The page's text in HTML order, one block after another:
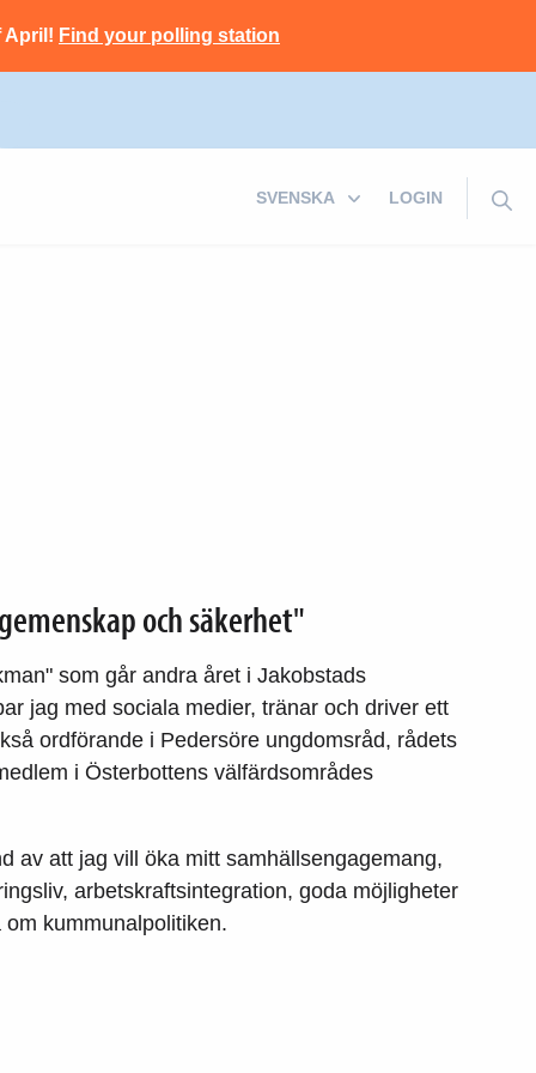
April! Find your polling station
LOGIN
och säkerhet"
som går andra året i Jakobstads
jag med sociala medier, tränar och driver ett
ordförande i Pedersöre ungdomsråd, rådets
i Österbottens välfärdsområdes
av att jag vill öka mitt samhällsengagemang,
arbetskraftsintegration, goda möjligheter
kummunalpolitiken.